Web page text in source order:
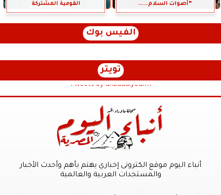
”أصوات السلام.....
القومية المشتركة
الفيس بوك
تويتر
Tweets by anbaaalyoum1
أنباء اليوم موقع الكترونى إخباري يهتم بأهم وأحدث الأخبار
والمستجدات العربية والعالمية